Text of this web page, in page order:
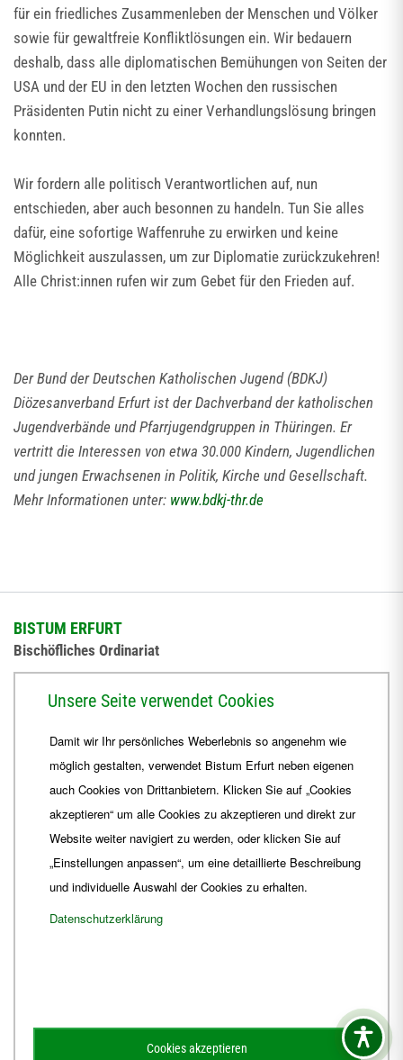
für ein friedliches Zusammenleben der Menschen und Völker
sowie für gewaltfreie Konfliktlösungen ein. Wir bedauern
deshalb, dass alle diplomatischen Bemühungen von Seiten der
USA und der EU in den letzten Wochen den russischen
Präsidenten Putin nicht zu einer Verhandlungslösung bringen
konnten.
Wir fordern alle politisch Verantwortlichen auf, nun
entschieden, aber auch besonnen zu handeln. Tun Sie alles
dafür, eine sofortige Waffenruhe zu erwirken und keine
Möglichkeit auszulassen, um zur Diplomatie zurückzukehren!
Alle Christ:innen rufen wir zum Gebet für den Frieden auf.
Der Bund der Deutschen Katholischen Jugend (BDKJ)
Diözesanverband Erfurt ist der Dachverband der katholischen
Jugendverbände und Pfarrjugendgruppen in Thüringen. Er
vertritt die Interessen von etwa 30.000 Kindern, Jugendlichen
und jungen Erwachsenen in Politik, Kirche und Gesellschaft.
Mehr Informationen unter: www.bdkj-thr.de
BISTUM ERFURT
Bischöfliches Ordinariat
+49 361 6572-444
ordinariat Bistum-Erfurt.de
Unsere Seite verwendet Cookies
Damit wir Ihr persönliches Weberlebnis so angenehm wie
möglich gestalten, verwendet Bistum Erfurt neben eigenen
auch Cookies von Drittanbietern. Klicken Sie auf „Cookies
akzeptieren“ um alle Cookies zu akzeptieren und direkt zur
Website weiter navigiert zu werden, oder klicken Sie auf
„Einstellungen anpassen“, um eine detaillierte Beschreibung
und individuelle Auswahl der Cookies zu erhalten.
Datenschutzerklärung
Cookies akzeptieren